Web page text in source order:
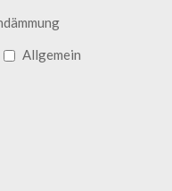
Allgemein